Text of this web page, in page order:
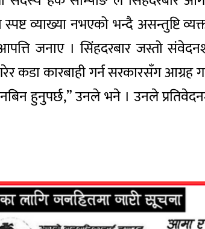
व्याख्या नभएको भन्दै असन्तुष्टि
जनाए । सिंहदरबार जस्तो
कडा कारबाही गर्न सरकारसँग आग्रह
हुनुपर्छ,” उनले भने । उनले